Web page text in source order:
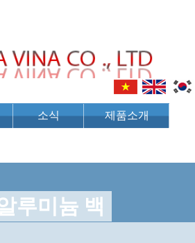
소식 제품소개
루미늄 백